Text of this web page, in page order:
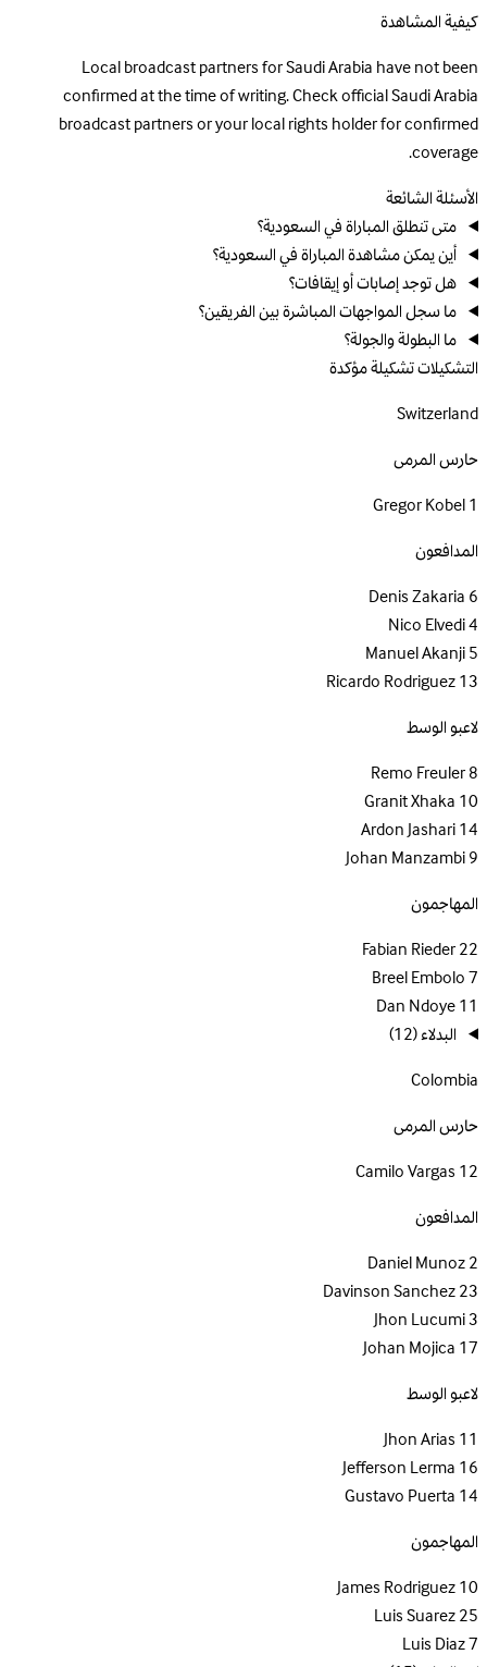
كيفية المشاهدة
Local broadcast partners for Saudi Arabia have not been
confirmed at the time of writing. Check official Saudi Arabia
broadcast partners or your local rights holder for confirmed
coverage.
الأسئلة الشائعة
متى تنطلق المباراة في السعودية؟
أين يمكن مشاهدة المباراة في السعودية؟
هل توجد إصابات أو إيقافات؟
ما سجل المواجهات المباشرة بين الفريقين؟
ما البطولة والجولة؟
التشكيلاتتشكيلة مؤكدة
Switzerland
حارس المرمى
1
Gregor Kobel
المدافعون
6
Denis Zakaria
4
Nico Elvedi
5
Manuel Akanji
13
Ricardo Rodriguez
لاعبو الوسط
8
Remo Freuler
10
Granit Xhaka
14
Ardon Jashari
9
Johan Manzambi
المهاجمون
22
Fabian Rieder
7
Breel Embolo
11
Dan Ndoye
البدلاء(12)
Colombia
حارس المرمى
12
Camilo Vargas
المدافعون
2
Daniel Munoz
23
Davinson Sanchez
3
Jhon Lucumi
17
Johan Mojica
لاعبو الوسط
11
Jhon Arias
16
Jefferson Lerma
14
Gustavo Puerta
المهاجمون
10
James Rodriguez
25
Luis Suarez
7
Luis Diaz